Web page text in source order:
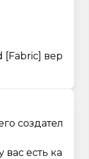
[Fabric] вер
создател
есть ка